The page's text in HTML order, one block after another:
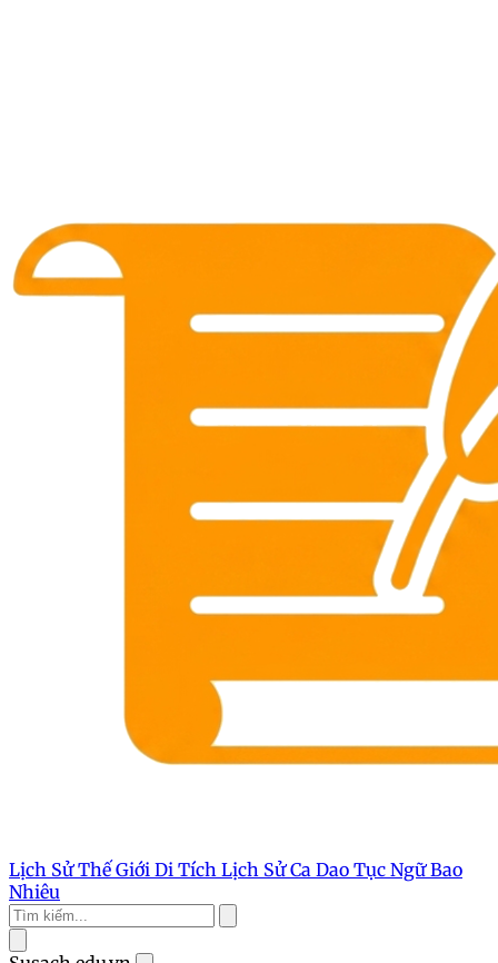
Lịch Sử Thế Giới Di Tích Lịch SửCa Dao Tục NgữBao
Nhiêu